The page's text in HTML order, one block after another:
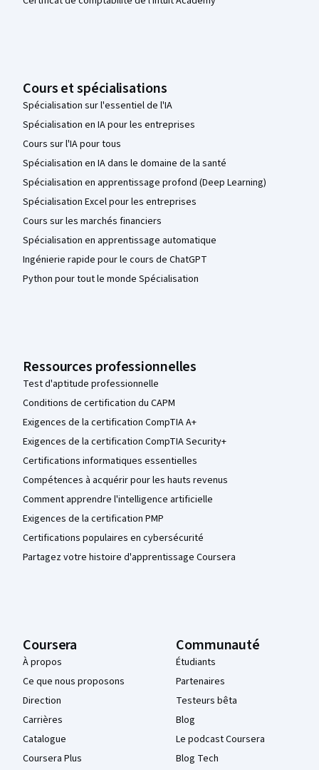
Cours et spécialisations
Spécialisation sur l'essentiel de l'IA
Spécialisation en IA pour les entreprises
Cours sur l'IA pour tous
Spécialisation en IA dans le domaine de la santé
Spécialisation en apprentissage profond (Deep Learning)
Spécialisation Excel pour les entreprises
Cours sur les marchés financiers
Spécialisation en apprentissage automatique
Ingénierie rapide pour le cours de ChatGPT
Python pour tout le monde Spécialisation
Ressources professionnelles
Test d'aptitude professionnelle
Conditions de certification du CAPM
Exigences de la certification CompTIA A+
Exigences de la certification CompTIA Security+
Certifications informatiques essentielles
Compétences à acquérir pour les hauts revenus
Comment apprendre l'intelligence artificielle
Exigences de la certification PMP
Certifications populaires en cybersécurité
Partagez votre histoire d'apprentissage Coursera
Coursera
À propos
Ce que nous proposons
Direction
Carrières
Catalogue
Coursera Plus
Communauté
Étudiants
Partenaires
Testeurs bêta
Blog
Le podcast Coursera
Blog Tech